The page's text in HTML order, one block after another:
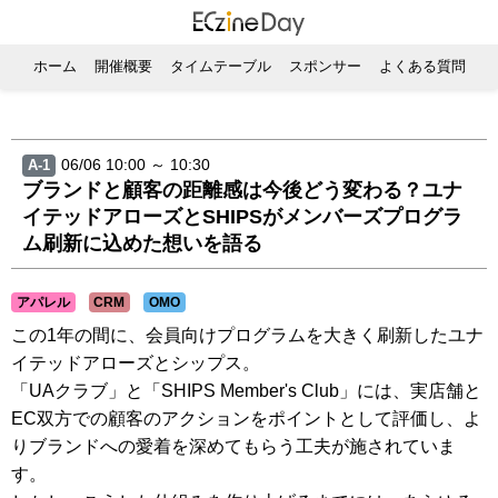
ホーム 開催概要 タイムテーブル スポンサー よくある質問
A-1 06/06 10:00 ～ 10:30
ブランドと顧客の距離感は今後どう変わる？ユナ
イテッドアローズとSHIPSがメンバーズプログラ
ム刷新に込めた想いを語る
アパレル CRM OMO
この1年の間に、会員向けプログラムを大きく刷新したユナ
イテッドアローズとシップス。
「UAクラブ」と「SHIPS Member's Club」には、実店舗と
EC双方での顧客のアクションをポイントとして評価し、よ
りブランドへの愛着を深めてもらう工夫が施されていま
す。